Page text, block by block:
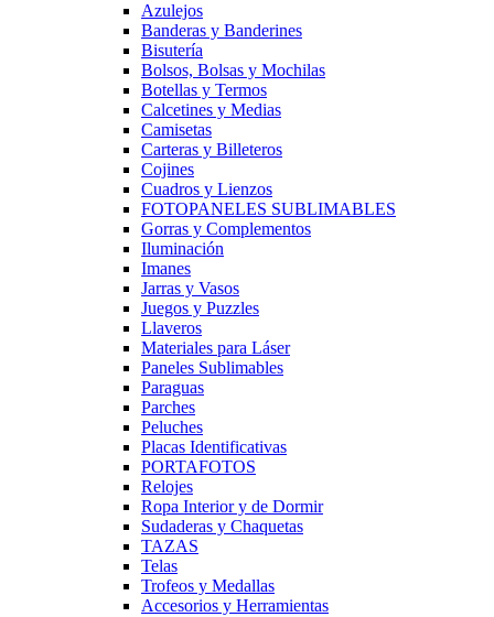
Azulejos
Banderas y Banderines
Bisutería
Bolsos, Bolsas y Mochilas
Botellas y Termos
Calcetines y Medias
Camisetas
Carteras y Billeteros
Cojines
Cuadros y Lienzos
FOTOPANELES SUBLIMABLES
Gorras y Complementos
Iluminación
Imanes
Jarras y Vasos
Juegos y Puzzles
Llaveros
Materiales para Láser
Paneles Sublimables
Paraguas
Parches
Peluches
Placas Identificativas
PORTAFOTOS
Relojes
Ropa Interior y de Dormir
Sudaderas y Chaquetas
TAZAS
Telas
Trofeos y Medallas
Accesorios y Herramientas